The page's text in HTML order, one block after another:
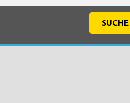
SUCHE